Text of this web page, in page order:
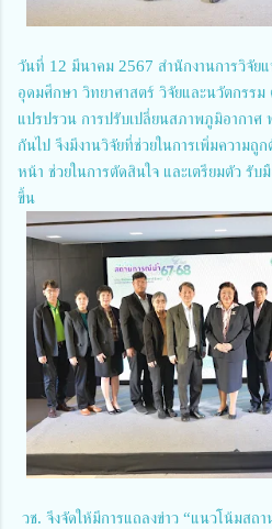
วันที่ 12 มีนาคม 2567 สำนักงานการวิจัยแ
อุดมศึกษา วิทยาศาสตร์ วิจัยและนวัตกรร
แปรปรวน การปรับเปลี่ยนสภาพภูมิอากาศ
กันไป จึงมีงานวิจัยที่ช่วยในการเพิ่มความถู
หน้า ช่วยในการตัดสินใจ และเตรียมตัว รั
ขึ้น
วช. จึงจัดให้มีการแถลงข่าว “แนวโน้มสถ